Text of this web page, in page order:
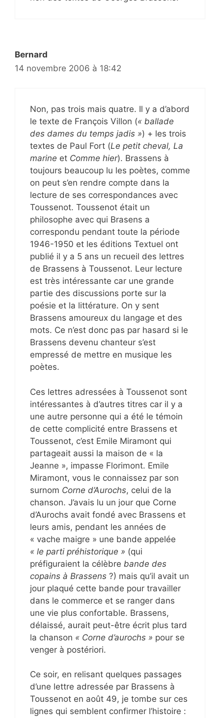
Bernard
14 novembre 2006 à 18:42
Non, pas trois mais quatre. Il y a d’abord
le texte de François Villon (« ballade
des dames du temps jadis ») + les trois
textes de Paul Fort (Le petit cheval, La
marine et Comme hier). Brassens à
toujours beaucoup lu les poètes, comme
on peut s’en rendre compte dans la
lecture de ses correspondances avec
Toussenot. Toussenot était un
philosophe avec qui Brasens a
correspondu pendant toute la période
1946-1950 et les éditions Textuel ont
publié il y a 5 ans un recueil des lettres
de Brassens à Toussenot. Leur lecture
est très intéressante car une grande
partie des discussions porte sur la
poésie et la littérature. On y sent
Brassens amoureux du langage et des
mots. Ce n’est donc pas par hasard si le
Brassens devenu chanteur s’est
empressé de mettre en musique les
poètes.
Ces lettres adressées à Toussenot sont
intéressantes à d’autres titres car il y a
une autre personne qui a été le témoin
de cette complicité entre Brassens et
Toussenot, c’est Emile Miramont qui
partageait aussi la maison de « la
Jeanne », impasse Florimont. Emile
Miramont, vous le connaissez par son
surnom Corne d’Aurochs, celui de la
chanson. J’avais lu un jour que Corne
d’Aurochs avait fondé avec Brassens et
leurs amis, pendant les années de
« vache maigre » une bande appelée
« le parti préhistorique » (qui
préfiguraient la célèbre bande des
copains à Brassens ?) mais qu’il avait un
jour plaqué cette bande pour travailler
dans le commerce et se ranger dans
une vie plus confortable. Brassens,
délaissé, aurait peut-être écrit plus tard
la chanson « Corne d’aurochs » pour se
venger à postériori.
Ce soir, en relisant quelques passages
d’une lettre adressée par Brassens à
Toussenot en août 49, je tombe sur ces
lignes qui semblent confirmer l’histoire :